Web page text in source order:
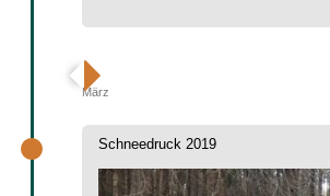
März
Schneedruck 2019